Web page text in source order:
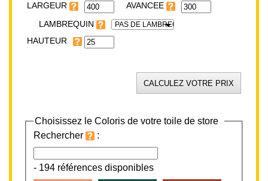
LARGEUR
LAMBREQUIN
PAS DE LAMBREQUIN
HAUTEUR
Choisissez le Coloris de votre toile de store
Rechercher
:
- 194 références disponibles